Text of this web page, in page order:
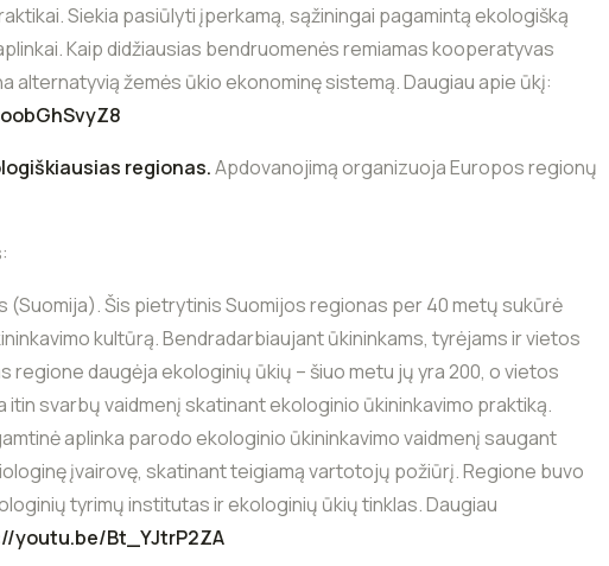
Siekia pasiūlyti įperkamą, sąžiningai pagamintą ekologišką
Kaip didžiausias bendruomenės remiamas kooperatyvas
alternatyvią žemės ūkio ekonominę sistemą. Daugiau apie ūkį:
regionas.Apdovanojimą organizuoja Europos regionų
(Suomija). Šis pietrytinis Suomijos regionas per 40 metų sukūrė
kultūrą. Bendradarbiaujant ūkininkams, tyrėjams ir vietos
regione daugėja ekologinių ūkių – šiuo metu jų yra 200, o vietos
svarbų vaidmenį skatinant ekologinio ūkininkavimo praktiką.
aplinka parodo ekologinio ūkininkavimo vaidmenį saugant
įvairovę, skatinant teigiamą vartotojų požiūrį. Regione buvo
tyrimų institutas ir ekologinių ūkių tinklas. Daugiau
youtu.be/Bt_YJtrP2ZA